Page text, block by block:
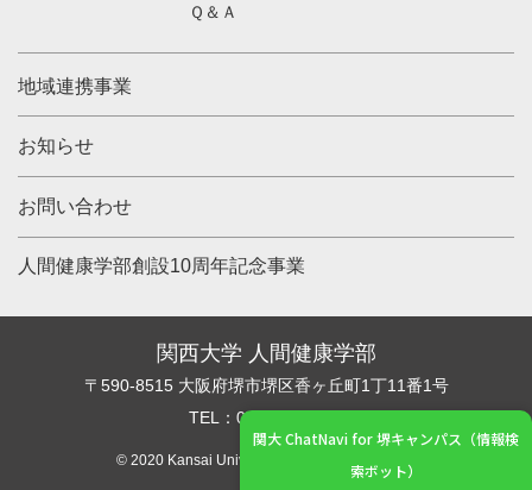
関大 ChatNavi for 堺キャンパス（情報検
索ボット）
Ｑ＆Ａ
地域連携事業
お知らせ
お問い合わせ
人間健康学部創設10周年記念事業
関西大学 人間健康学部
〒590-8515 大阪府堺市堺区香ヶ丘町1丁11番1号
TEL：072-229-5022
© 2020 Kansai University. All Rights Reserved.